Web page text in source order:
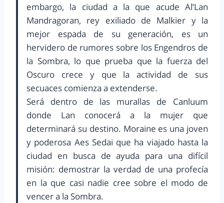
embargo, la ciudad a la que acude Al’Lan
Mandragoran, rey exiliado de Malkier y la
mejor espada de su generación, es un
hervidero de rumores sobre los Engendros de
la Sombra, lo que prueba que la fuerza del
Oscuro crece y que la actividad de sus
secuaces comienza a extenderse.
Será dentro de las murallas de Canluum
donde Lan conocerá a la mujer que
determinará su destino. Moraine es una joven
y poderosa Aes Sedai que ha viajado hasta la
ciudad en busca de ayuda para una difícil
misión: demostrar la verdad de una profecía
en la que casi nadie cree sobre el modo de
vencer a la Sombra.